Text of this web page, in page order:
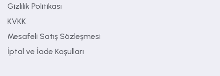
Gizlilik Politikası
KVKK
Mesafeli Satış Sözleşmesi
İptal ve İade Koşulları